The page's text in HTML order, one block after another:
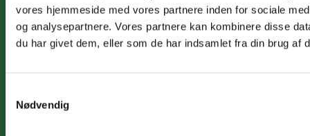
vores hjemmeside med vores partnere inden for sociale
og analysepartnere. Vores partnere kan kombinere disse
du har givet dem, eller som de har indsamlet fra din brug af
Nødvendig
Stamtavle/Pedigree